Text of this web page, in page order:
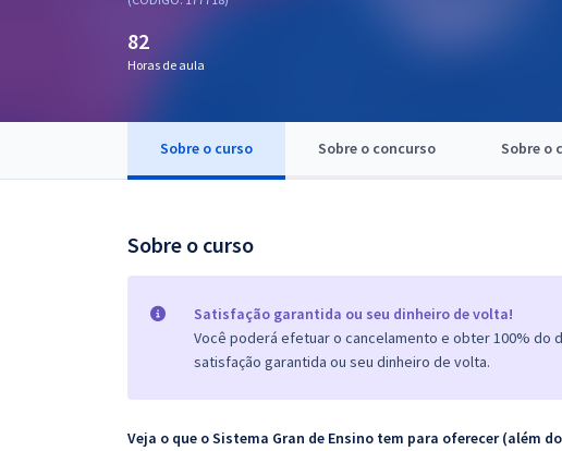
OAB
82
Horas de aula
Sobre o curso Sobre o concurso Sobre o
Sobre o curso
Satisfação garantida ou seu dinheiro de volta!
Você poderá efetuar o cancelamento e obter 100% do
satisfação garantida ou seu dinheiro de volta.
Veja o que o Sistema Gran de Ensino tem para oferecer (além